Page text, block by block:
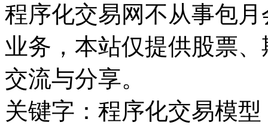
程序化交易网不从事包
业务，本站仅提供股票
交流与分享。
关键字：程序化交易模